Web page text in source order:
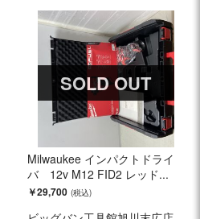
SOLD OUT
Milwaukee インパクトドライ
バ 12v M12 FID2 レッド...
￥29,700